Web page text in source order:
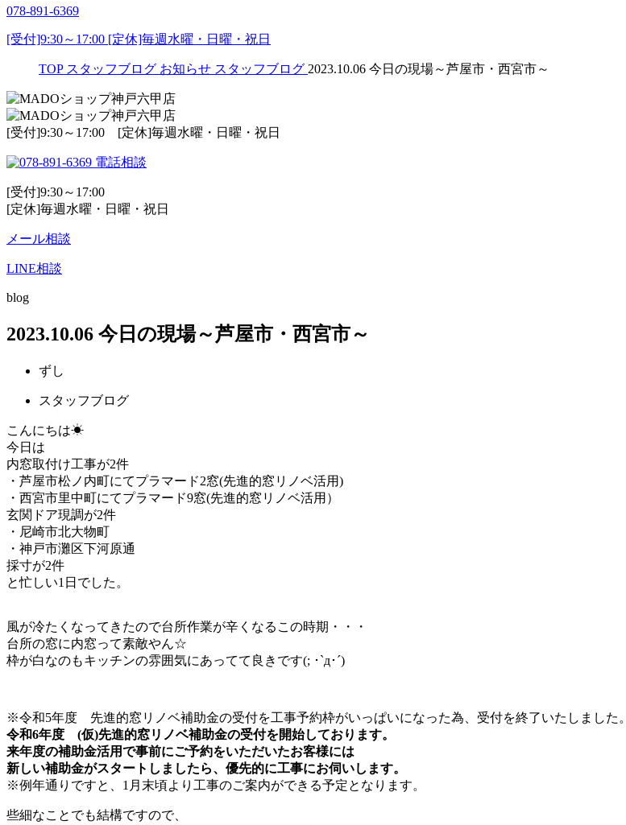
078-891-6369
[受付]9:30～17:00 [定休]毎週水曜・日曜・祝日
TOP スタッフブログ お知らせ スタッフブログ 2023.10.06 今日の現場～芦屋市・西宮市～
[受付]9:30～17:00 [定休]毎週水曜・日曜・祝日
電話相談
[受付]9:30～17:00
[定休]毎週水曜・日曜・祝日
メール相談
LINE相談
blog
2023.10.06 今日の現場～芦屋市・西宮市～
ずし
スタッフブログ
こんにちは☀
今日は
内窓取付け工事が2件
・芦屋市松ノ内町にてプラマード2窓(先進的窓リノベ活用)
・西宮市里中町にてプラマード9窓(先進的窓リノベ活用）
玄関ドア現調が2件
・尼崎市北大物町
・神戸市灘区下河原通
採寸が2件
と忙しい1日でした。
風が冷たくなってきたので台所作業が辛くなるこの時期・・・
台所の窓に内窓って素敵やん☆
枠が白なのもキッチンの雰囲気にあってて良きです(; ･`д･´)
※令和5年度 先進的窓リノベ補助金の受付を工事予約枠がいっぱいになった為、受付を終了いたしました。
令和6年度 (仮)先進的窓リノベ補助金の受付を開始しております。
来年度の補助金活用で事前にご予約をいただいたお客様には
新しい補助金がスタートしましたら、優先的に工事にお伺いします。
※例年通りですと、1月末頃より工事のご案内ができる予定となります。
些細なことでも結構ですので、